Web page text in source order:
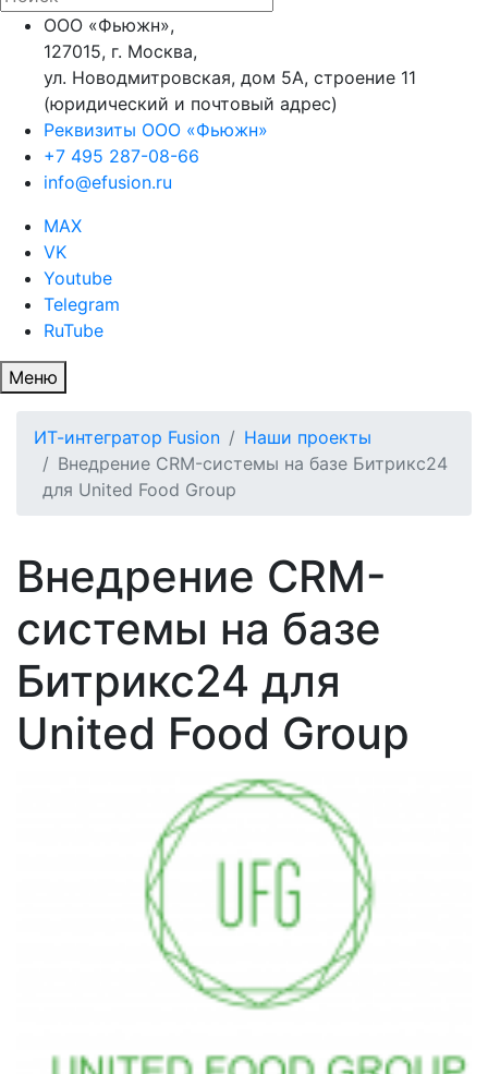
ООО «Фьюжн»,
127015, г. Москва,
ул. Новодмитровская, дом 5А, строение 11
(юридический и почтовый адрес)
Реквизиты ООО «Фьюжн»
+7 495 287-08-66
info@efusion.ru
MAX
VK
Youtube
Telegram
RuTube
Меню
ИТ-интегратор Fusion
Наши проекты
Внедрение CRM-системы на базе Битрикс24
для United Food Group
Внедрение CRM-
системы на базе
Битрикс24 для
United Food Group